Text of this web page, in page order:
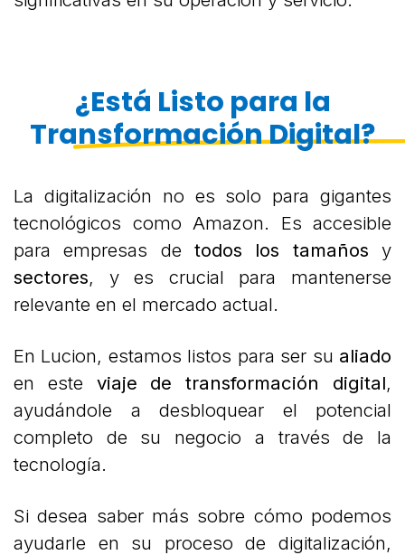
¿Está Listo para la
Transformación Digital?​
La digitalización no es solo para gigantes
tecnológicos como Amazon. Es accesible
para empresas de todos los tamaños y
sectores, y es crucial para mantenerse
relevante en el mercado actual.
En Lucion, estamos listos para ser su aliado
en este viaje de transformación digital,
ayudándole a desbloquear el potencial
completo de su negocio a través de la
tecnología.
Si desea saber más sobre cómo podemos
ayudarle en su proceso de digitalización,